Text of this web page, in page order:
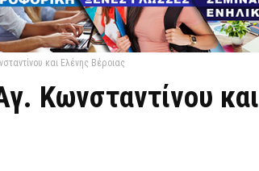
και Ελένης Βέροιας
Κωνσταντίνου και